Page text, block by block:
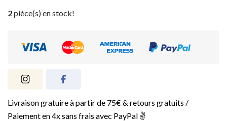
2pièce(s) en stock!
Livraison gratuire à partir de 75€ & retours gratuits /
Paiement en 4x sans frais avec PayPal ✌️